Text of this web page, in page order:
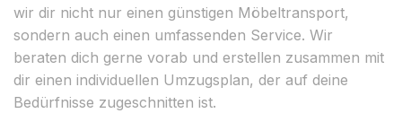
wir dir nicht nur einen günstigen Möbeltransport,
sondern auch einen umfassenden Service. Wir
beraten dich gerne vorab und erstellen zusammen mit
dir einen individuellen Umzugsplan, der auf deine
Bedürfnisse zugeschnitten ist.